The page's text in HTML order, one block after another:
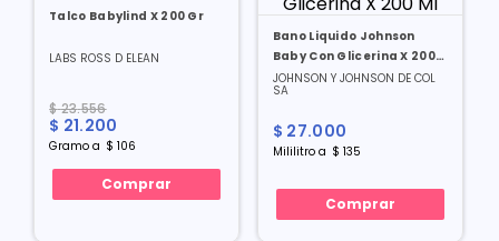
Talco Babylind X 200 Gr
LABS ROSS D ELEAN
$ 23.556
$ 21.200
Gramo a $ 106
Comprar
Bano Liquido Johnson
Baby Con Glicerina X 200
Ml
JOHNSON Y JOHNSON DE COL
SA
$ 27.000
Mililitroa $ 135
Comprar